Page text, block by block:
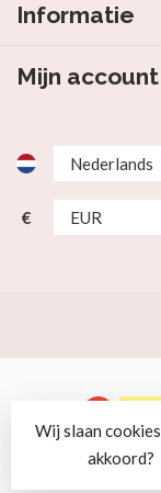
Informatie
Mijn account
€
©
Wij slaan
akkoord?